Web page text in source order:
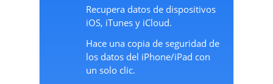
Recupera datos de dispositivos
iOS, iTunes y iCloud.
Hace una copia de seguridad de
los datos del iPhone/iPad con
un solo clic.